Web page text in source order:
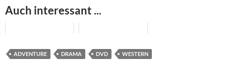
Auch interessant ...
ADVENTURE DRAMA DVD WESTERN